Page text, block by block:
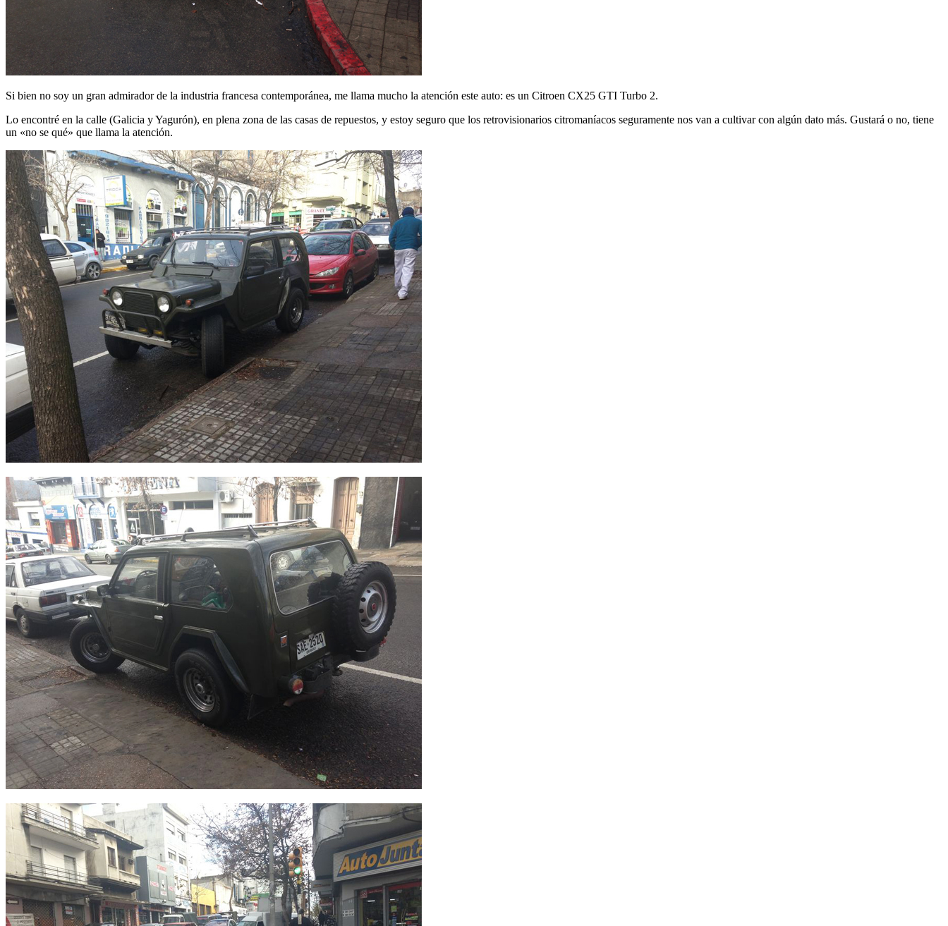
Si bien no soy un gran admirador de la industria francesa contemporánea, me llama mucho la atención este auto: es un Citroen CX25 GTI Turbo 2.
Lo encontré en la calle (Galicia y Yagurón), en plena zona de las casas de repuestos, y estoy seguro que los retrovisionarios citromaníacos seguramente nos van a cultivar con algún dato más. Gustará o no, tiene
un «no se qué» que llama la atención.